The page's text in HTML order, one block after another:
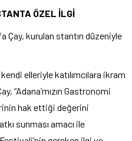
ÖZEL İLGİ
Çay, kurulan stantın düzeniyle
elleriyle katılımcılara ikram
“Adana’mızın Gastronomi
hak ettiği değerini
sunması amacı ile